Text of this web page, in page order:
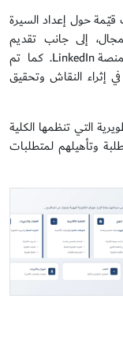
حول إعداد السيرة
إلى جانب تقديم
إرشادات عملية لتعزيز الملف المهني على منصة LinkedIn. كما تم
إثراء النقاش وتحقيق
التي تنظمها الكلية
وتأهيلهم لمتطلبات